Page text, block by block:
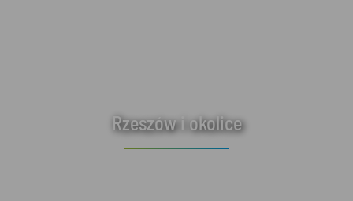
Rzeszów i okolice